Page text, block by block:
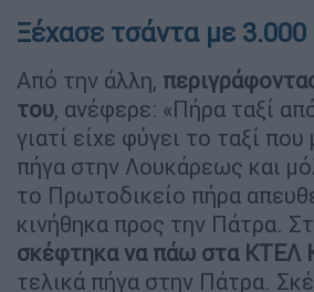
Ξέχασε τσάντα με
Από την άλλη,
του, ανέφερε: «Πήρα ταξί
γιατί είχε φύγει το ταξί που
πήγα στην Λουκάρεως και
το Πρωτοδικείο πήρα
κινήθηκα προς την Πάτρα.
σκέφτηκα να πάω στα ΚΤΕΛ
τελικά πήγα στην Πάτρα.